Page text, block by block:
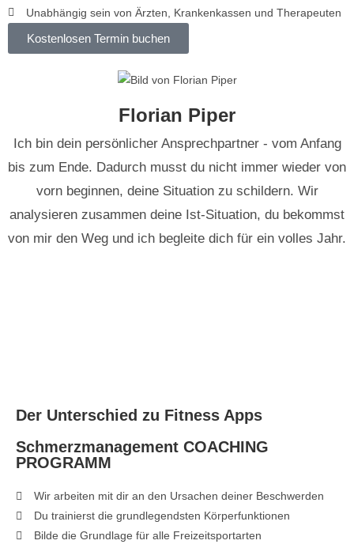
Unabhängig sein von Ärzten, Krankenkassen und Therapeuten
Kostenlosen Termin buchen
Florian Piper
Ich bin dein persönlicher Ansprechpartner - vom Anfang
bis zum Ende. Dadurch musst du nicht immer wieder von
vorn beginnen, deine Situation zu schildern. Wir
analysieren zusammen deine Ist-Situation, du bekommst
von mir den Weg und ich begleite dich für ein volles Jahr.
Der Unterschied zu Fitness Apps
Schmerzmanagement COACHING
PROGRAMM
Wir arbeiten mit dir an den Ursachen deiner Beschwerden
Du trainierst die grundlegendsten Körperfunktionen
Bilde die Grundlage für alle Freizeitsportarten